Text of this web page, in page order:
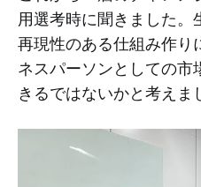
用選考時に聞きました
再現性のある仕組み作り
ネスパーソンとしての
きるではないかと考えま